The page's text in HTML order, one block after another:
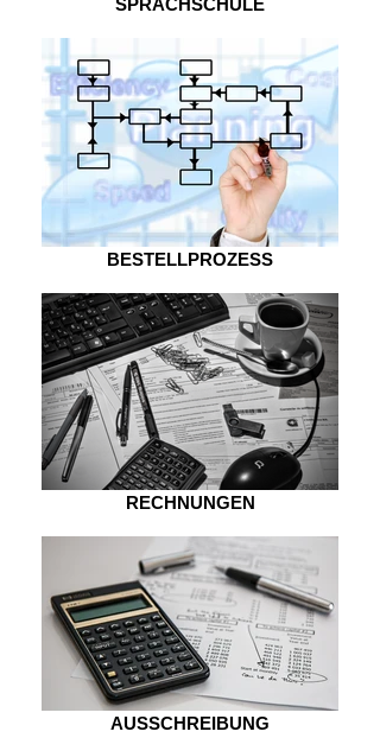
SPRACHSCHULE
BESTELLPROZESS
RECHNUNGEN
AUSSCHREIBUNG